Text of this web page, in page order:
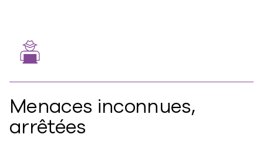
Menaces inconnues,
arrêtées